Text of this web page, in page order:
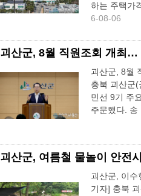
하는 주택가
6-08-06
괴산군, 8월 직원조회 개최…
괴산군, 8월
충북 괴산군
민선 9기 주
주문했다.
괴산군, 여름철 물놀이 안전
괴산군, 이수
기자] 충북